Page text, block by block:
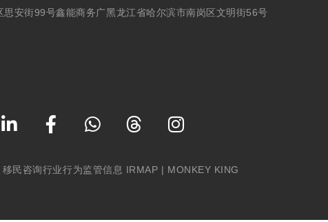
思安街99号鑫能商务广黑龙江省哈尔滨市南岗区文明街56号
移民咨询行业行为监管信息 IRMAP | MONKEY KING